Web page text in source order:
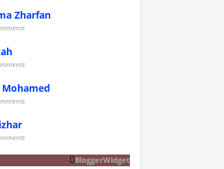
Zharfan
Mohamed
BloggerWidget